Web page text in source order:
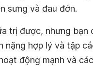
sưng và đau đớn.
trị được, nhưng bạn
nặng hợp lý và tập
động mạnh và